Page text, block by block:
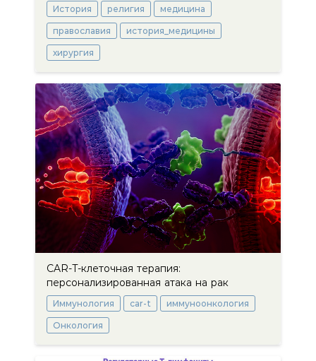
История религия медицина
православия история_медицины
хирургия
CAR-T-клеточная терапия:
персонализированная атака на рак
Иммунология car-t иммуноонкология
Онкология